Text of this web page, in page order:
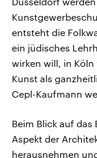
entsteht die
ein jüdisches
wirken will, in
Kunst als
Cepl-Kaufmann
Beim Blick auf
Aspekt der
herausnehmen